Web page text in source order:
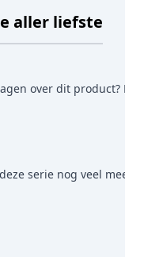
aller liefste
over dit product?
serie nog veel meer